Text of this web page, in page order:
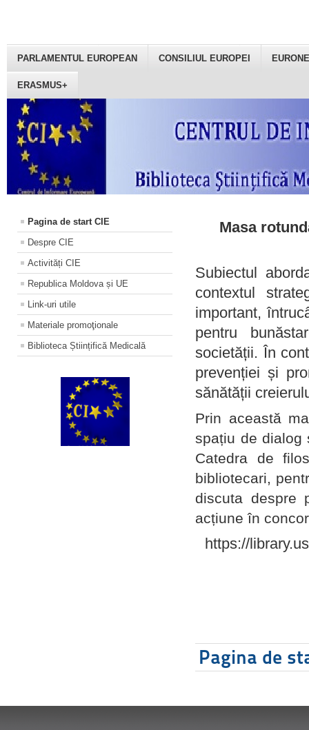
PARLAMENTUL EUROPEAN CONSILIUL EUROPEI
ERASMUS+
Pagina de start CIE
Despre CIE
Activități CIE
Republica Moldova și UE
Link-uri utile
Materiale promoţionale
Biblioteca Științifică Medicală
Masa
Subiectul
contextul
important,
pentru
societății. În
prevenției și
sănătății
Prin această
spațiu de dialog
Catedra de
bibliotecari,
discuta despre
acțiune în
https://
Pagina de